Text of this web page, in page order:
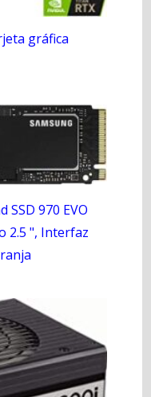
gráfica
SSD 970 EVO
2.5 ", Interfaz